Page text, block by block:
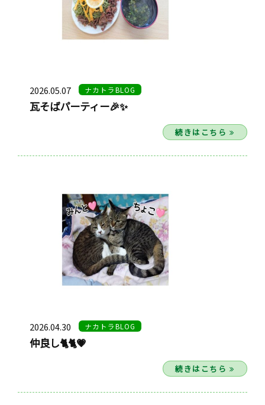
2026.05.07 ナカトラBLOG
瓦そばパーティー🎉✨
続きはこちら
2026.04.30 ナカトラBLOG
仲良し🐈🐈💗
続きはこちら